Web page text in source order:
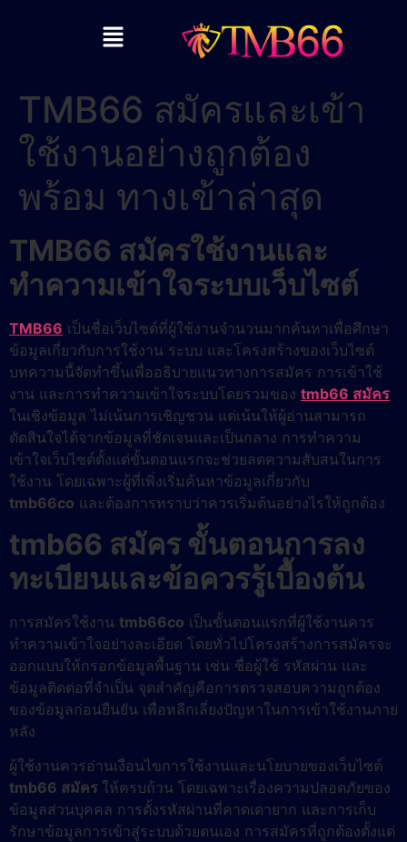
TMB66 สมัครและเข้า
ใช้งานอย่างถูกต้อง
พร้อม ทางเข้าล่าสุด
TMB66 สมัครใช้งานและ
ทำความเข้าใจระบบเว็บไซต์
TMB66 เป็นชื่อเว็บไซต์ที่ผู้ใช้งานจำนวนมากค้นหาเพื่อศึกษา
ข้อมูลเกี่ยวกับการใช้งาน ระบบ และโครงสร้างของเว็บไซต์
บทความนี้จัดทำขึ้นเพื่ออธิบายแนวทางการสมัคร การเข้าใช้
งาน และการทำความเข้าใจระบบโดยรวมของ tmb66 สมัคร
ในเชิงข้อมูล ไม่เน้นการเชิญชวน แต่เน้นให้ผู้อ่านสามารถ
ตัดสินใจได้จากข้อมูลที่ชัดเจนและเป็นกลาง การทำความ
เข้าใจเว็บไซต์ตั้งแต่ขั้นตอนแรกจะช่วยลดความสับสนในการ
ใช้งาน โดยเฉพาะผู้ที่เพิ่งเริ่มค้นหาข้อมูลเกี่ยวกับ
tmb66co และต้องการทราบว่าควรเริ่มต้นอย่างไรให้ถูกต้อง
tmb66 สมัคร ขั้นตอนการลง
ทะเบียนและข้อควรรู้เบื้องต้น
การสมัครใช้งาน tmb66co เป็นขั้นตอนแรกที่ผู้ใช้งานควร
ทำความเข้าใจอย่างละเอียด โดยทั่วไปโครงสร้างการสมัครจะ
ออกแบบให้กรอกข้อมูลพื้นฐาน เช่น ชื่อผู้ใช้ รหัสผ่าน และ
ข้อมูลติดต่อที่จำเป็น จุดสำคัญคือการตรวจสอบความถูกต้อง
ของข้อมูลก่อนยืนยัน เพื่อหลีกเลี่ยงปัญหาในการเข้าใช้งานภาย
หลัง
ผู้ใช้งานควรอ่านเงื่อนไขการใช้งานและนโยบายของเว็บไซต์
tmb66 สมัคร ให้ครบถ้วน โดยเฉพาะเรื่องความปลอดภัยของ
ข้อมูลส่วนบุคคล การตั้งรหัสผ่านที่คาดเดายาก และการเก็บ
รักษาข้อมูลการเข้าสู่ระบบด้วยตนเอง การสมัครที่ถูกต้องตั้งแต่